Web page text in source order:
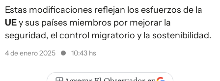
Estas modificaciones reflejan los esfuerzos de la
UEy sus países miembros por mejorar la
seguridad, el control migratorio y la sostenibilidad.
4 de enero 2025 10:43 hs